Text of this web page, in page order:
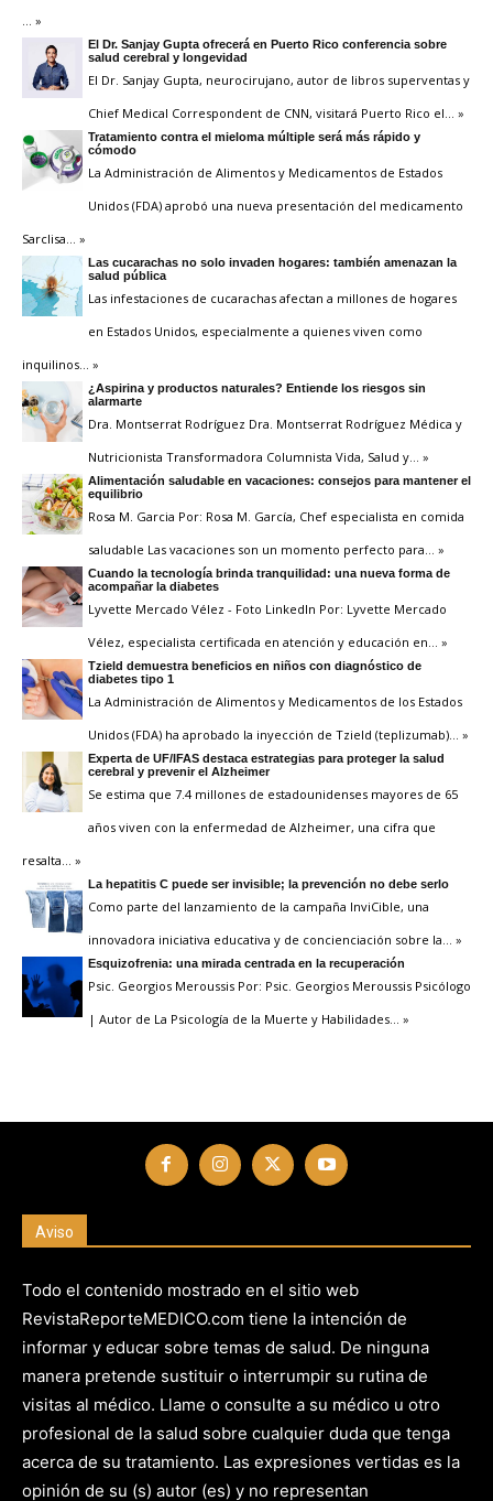
… »
El Dr. Sanjay Gupta ofrecerá en Puerto Rico conferencia sobre
salud cerebral y longevidad
El Dr. Sanjay Gupta, neurocirujano, autor de libros superventas y
Chief Medical Correspondent de CNN, visitará Puerto Rico el … »
Tratamiento contra el mieloma múltiple será más rápido y
cómodo
La Administración de Alimentos y Medicamentos de Estados
Unidos (FDA) aprobó una nueva presentación del medicamento
Sarclisa … »
Las cucarachas no solo invaden hogares: también amenazan la
salud pública
Las infestaciones de cucarachas afectan a millones de hogares
en Estados Unidos, especialmente a quienes viven como
inquilinos … »
¿Aspirina y productos naturales? Entiende los riesgos sin
alarmarte
Dra. Montserrat Rodríguez Dra. Montserrat Rodríguez Médica y
Nutricionista Transformadora Columnista Vida, Salud y … »
Alimentación saludable en vacaciones: consejos para mantener el
equilibrio
Rosa M. Garcia Por: Rosa M. García, Chef especialista en comida
saludable Las vacaciones son un momento perfecto para … »
Cuando la tecnología brinda tranquilidad: una nueva forma de
acompañar la diabetes
Lyvette Mercado Vélez - Foto LinkedIn Por: Lyvette Mercado
Vélez, especialista certificada en atención y educación en … »
Tzield demuestra beneficios en niños con diagnóstico de
diabetes tipo 1
La Administración de Alimentos y Medicamentos de los Estados
Unidos (FDA) ha aprobado la inyección de Tzield (teplizumab) … »
Experta de UF/IFAS destaca estrategias para proteger la salud
cerebral y prevenir el Alzheimer
Se estima que 7.4 millones de estadounidenses mayores de 65
años viven con la enfermedad de Alzheimer, una cifra que
resalta … »
La hepatitis C puede ser invisible; la prevención no debe serlo
Como parte del lanzamiento de la campaña InviCible, una
innovadora iniciativa educativa y de concienciación sobre la … »
Esquizofrenia: una mirada centrada en la recuperación
Psic. Georgios Meroussis Por: Psic. Georgios Meroussis Psicólogo
| Autor de La Psicología de la Muerte y Habilidades … »
Aviso
Todo el contenido mostrado en el sitio web
RevistaReporteMEDICO.com tiene la intención de
informar y educar sobre temas de salud. De ninguna
manera pretende sustituir o interrumpir su rutina de
visitas al médico. Llame o consulte a su médico u otro
profesional de la salud sobre cualquier duda que tenga
acerca de su tratamiento. Las expresiones vertidas es la
opinión de su (s) autor (es) y no representan